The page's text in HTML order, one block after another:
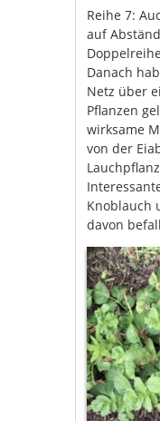
Reihe 7:
auf
Danach
Netz über
Pflanzen
wirksame
von der
Knoblauch
davon